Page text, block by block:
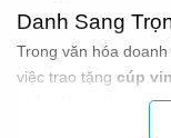
Danh Sang
Trong văn hóa
việc trao tặng cúp
nhằm khích lệ tinh
được thiết kế tinh